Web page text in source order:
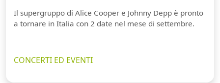
Il supergruppo di Alice Cooper e Johnny Depp è pronto
a tornare in Italia con 2 date nel mese di settembre.
CONCERTI ED EVENTI